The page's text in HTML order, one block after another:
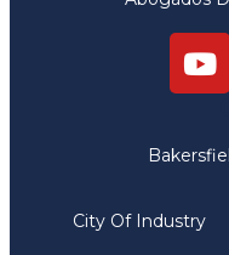
City Of Industry